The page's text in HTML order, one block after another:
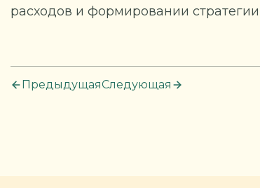
расходов и формировании
ПредыдущаяСледующая